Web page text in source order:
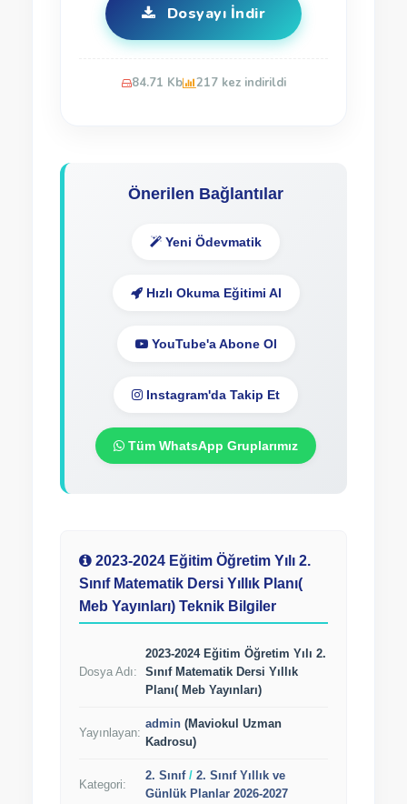
Dosyayı İndir
84.71 Kb 217 kez indirildi
Önerilen Bağlantılar
Yeni Ödevmatik
Hızlı Okuma Eğitimi Al
YouTube'a Abone Ol
Instagram'da Takip Et
Tüm WhatsApp Gruplarımız
2023-2024 Eğitim Öğretim Yılı 2.
Sınıf Matematik Dersi Yıllık Planı(
Meb Yayınları) Teknik Bilgiler
Dosya Adı:
2023-2024 Eğitim Öğretim Yılı 2.
Sınıf Matematik Dersi Yıllık
Planı( Meb Yayınları)
Yayınlayan:
admin (Maviokul Uzman
Kadrosu)
Kategori:
2. Sınıf/ 2. Sınıf Yıllık ve
Günlük Planlar 2026-2027